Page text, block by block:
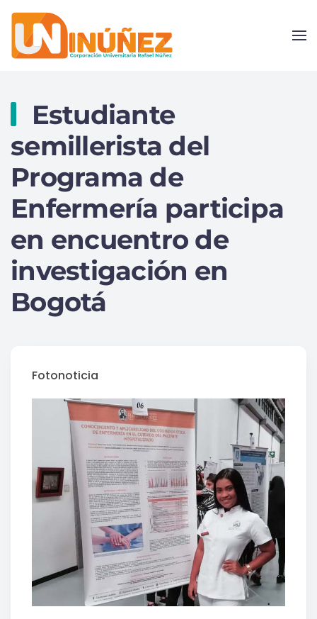
Skip to main content
Estudiante
semillerista del
Programa de
Enfermería participa
en encuentro de
investigación en
Bogotá
Fotonoticia